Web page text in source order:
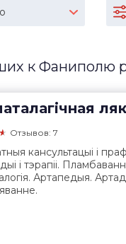
к Фаниполю
Отзывов: 7
кансультацыі і
і тэрапіі.
Артапедыя.